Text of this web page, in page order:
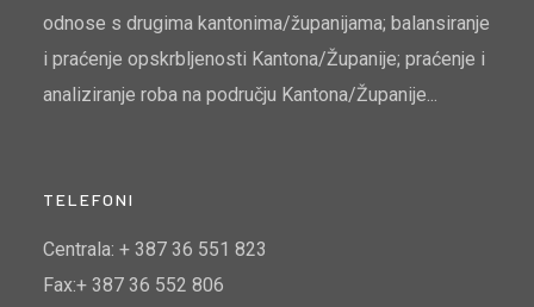
odnose s drugima kantonima/županijama; balansiranje
i praćenje opskrbljenosti Kantona/Županije; praćenje i
analiziranje roba na području Kantona/Županije...
TELEFONI
Centrala: + 387 36 551 823
Fax:+ 387 36 552 806